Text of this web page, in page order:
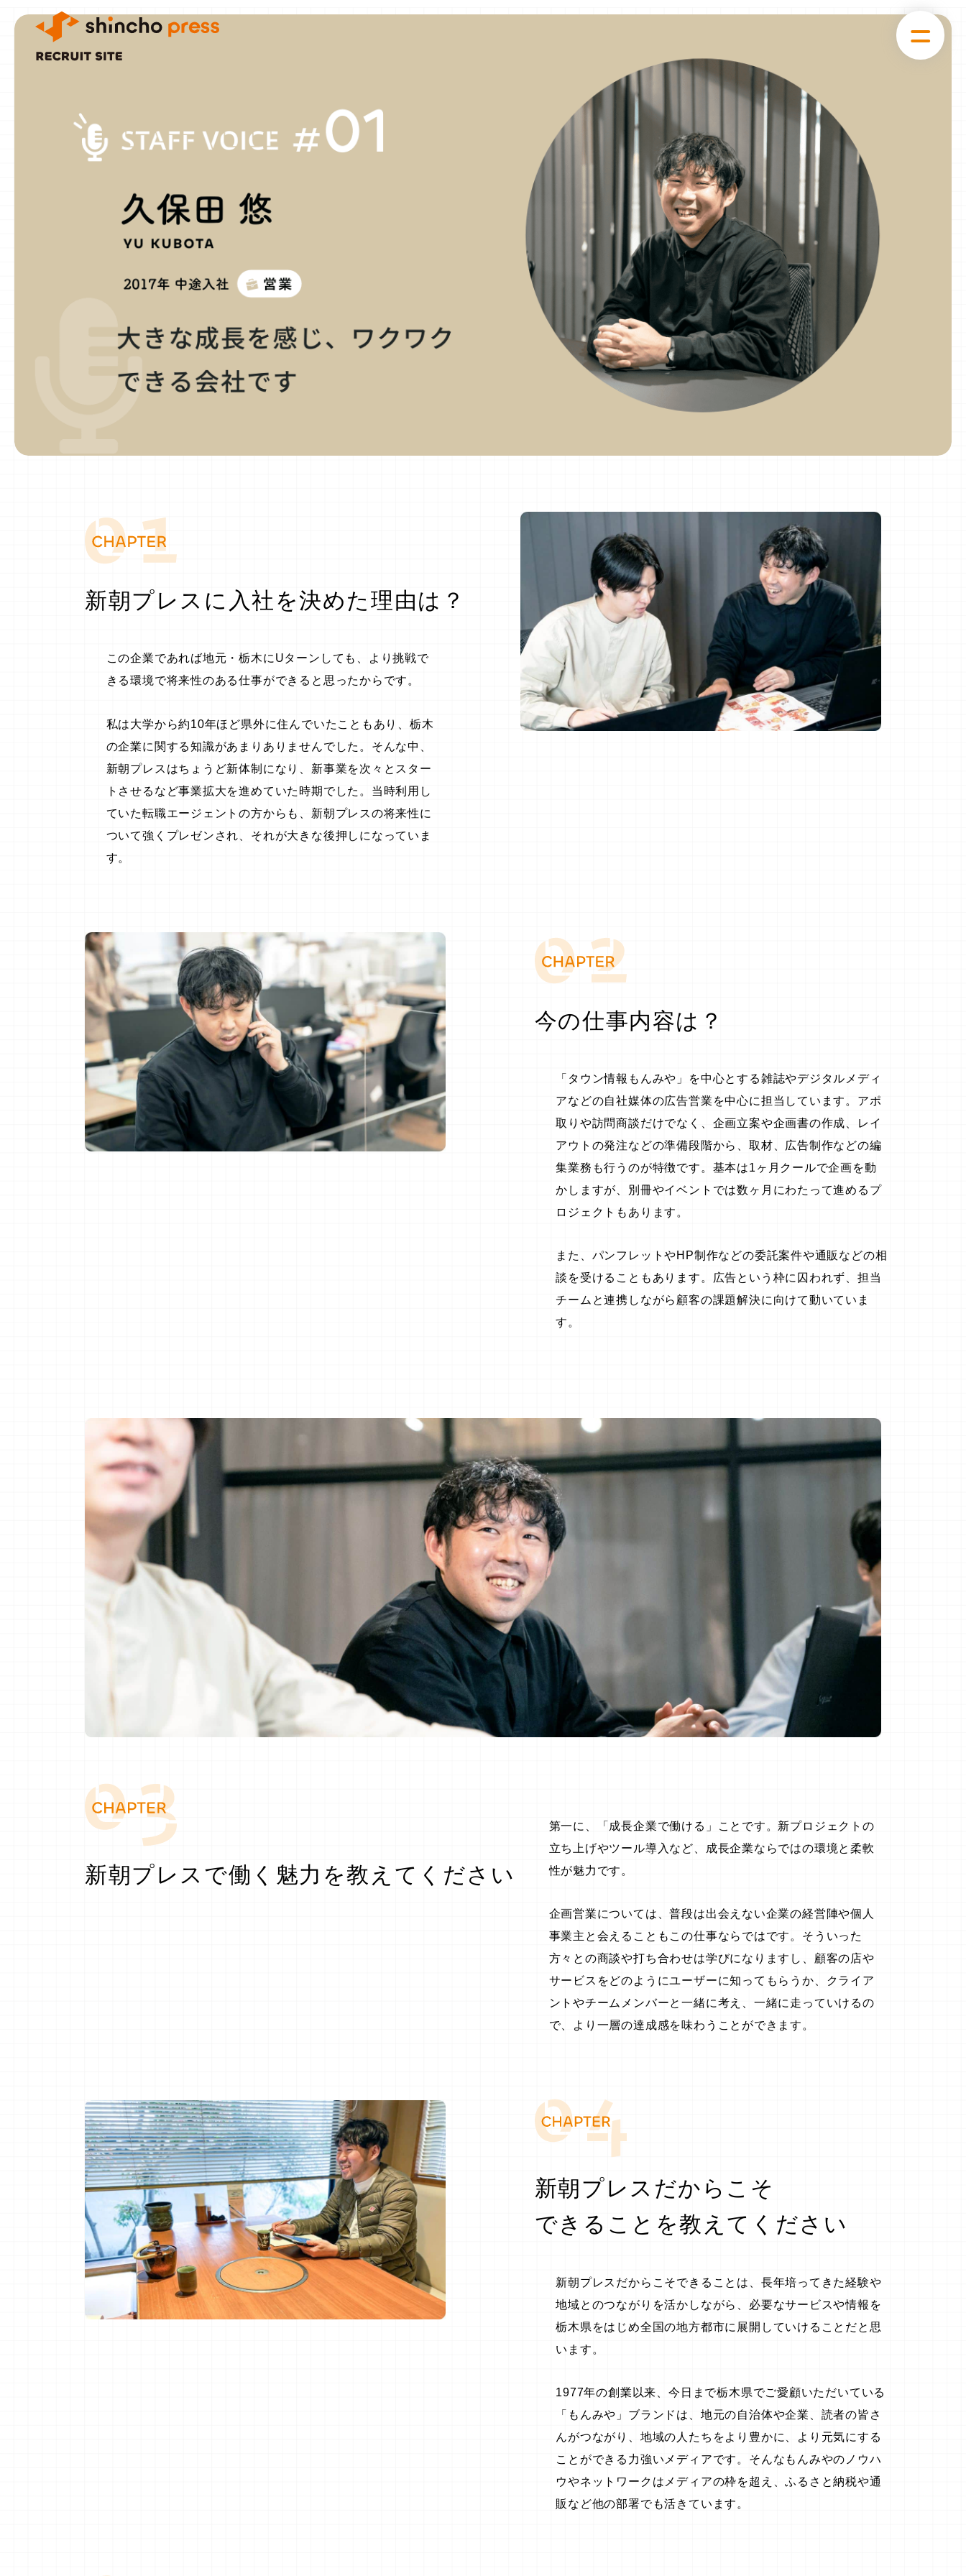
MESSAGE
[ 採用メッセージ ]
WORKS
[ 仕事紹介 ]
JOBS
[ 募集職種 ]
INTERVIEW
[ スタッフインタビュー ]
YU KUBOTA
営業
MAYO UENO
YURI FUKUDA
カスタマーサポート
SHUN NISHIYA
ENTRY
新朝プレスに入社を決めた理由は？
この企業であれば地元・栃木にUターンしても、より挑戦で
きる環境で将来性のある仕事ができると思ったからです。
私は大学から約10年ほど県外に住んでいたこともあり、栃木
の企業に関する知識があまりありませんでした。そんな中、
新朝プレスはちょうど新体制になり、新事業を次々とスター
トさせるなど事業拡大を進めていた時期でした。当時利用し
ていた転職エージェントの方からも、新朝プレスの将来性に
ついて強くプレゼンされ、それが大きな後押しになっていま
す。
今の仕事内容は？
「タウン情報もんみや」を中心とする雑誌やデジタルメディ
アなどの自社媒体の広告営業を中心に担当しています。アポ
取りや訪問商談だけでなく、企画立案や企画書の作成、レイ
アウトの発注などの準備段階から、取材、広告制作などの編
集業務も行うのが特徴です。基本は1ヶ月クールで企画を動
かしますが、別冊やイベントでは数ヶ月にわたって進めるプ
ロジェクトもあります。
また、パンフレットやHP制作などの委託案件や通販などの相
談を受けることもあります。広告という枠に囚われず、担当
チームと連携しながら顧客の課題解決に向けて動いていま
す。
新朝プレスで働く魅力を教えてください
第一に、「成長企業で働ける」ことです。新プロジェクトの
立ち上げやツール導入など、成長企業ならではの環境と柔軟
性が魅力です。
企画営業については、普段は出会えない企業の経営陣や個人
事業主と会えることもこの仕事ならではです。そういった
方々との商談や打ち合わせは学びになりますし、顧客の店や
サービスをどのようにユーザーに知ってもらうか、クライア
ントやチームメンバーと一緒に考え、一緒に走っていけるの
で、より一層の達成感を味わうことができます。
新朝プレスだからこそ
できることを教えてください
新朝プレスだからこそできることは、長年培ってきた経験や
地域とのつながりを活かしながら、必要なサービスや情報を
栃木県をはじめ全国の地方都市に展開していけることだと思
います。
1977年の創業以来、今日まで栃木県でご愛顧いただいている
「もんみや」ブランドは、地元の自治体や企業、読者の皆さ
んがつながり、地域の人たちをより豊かに、より元気にする
ことができる力強いメディアです。そんなもんみやのノウハ
ウやネットワークはメディアの枠を超え、ふるさと納税や通
販など他の部署でも活きています。